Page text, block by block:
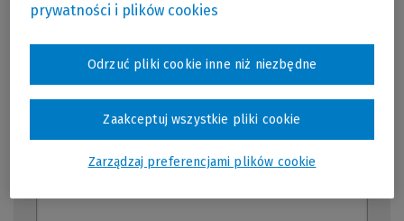
Temat
prywatności i plików cookies
Zarządzaj preferencjami plików cookie
Odrzuć pliki cookie inne niż niezbędne
Zaakceptuj wszystkie pliki cookie